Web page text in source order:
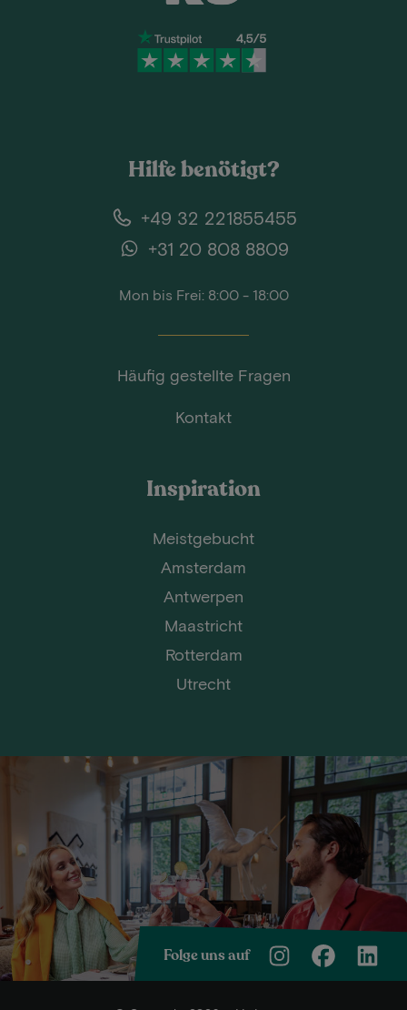
Hilfe benötigt?
+49 32 221855455
+31 20 808 8809
Mon bis Frei: 8:00 - 18:00
Häufig gestellte Fragen
Kontakt
Inspiration
Meistgebucht
Amsterdam
Antwerpen
Maastricht
Rotterdam
Utrecht
Folge uns auf